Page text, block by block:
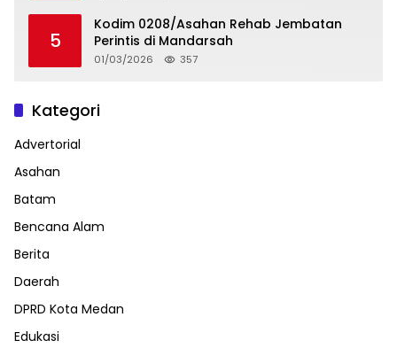
5
Kodim 0208/Asahan Rehab Jembatan
Perintis di Mandarsah
01/03/2026 357
Kategori
Advertorial
Asahan
Batam
Bencana Alam
Berita
Daerah
DPRD Kota Medan
Edukasi